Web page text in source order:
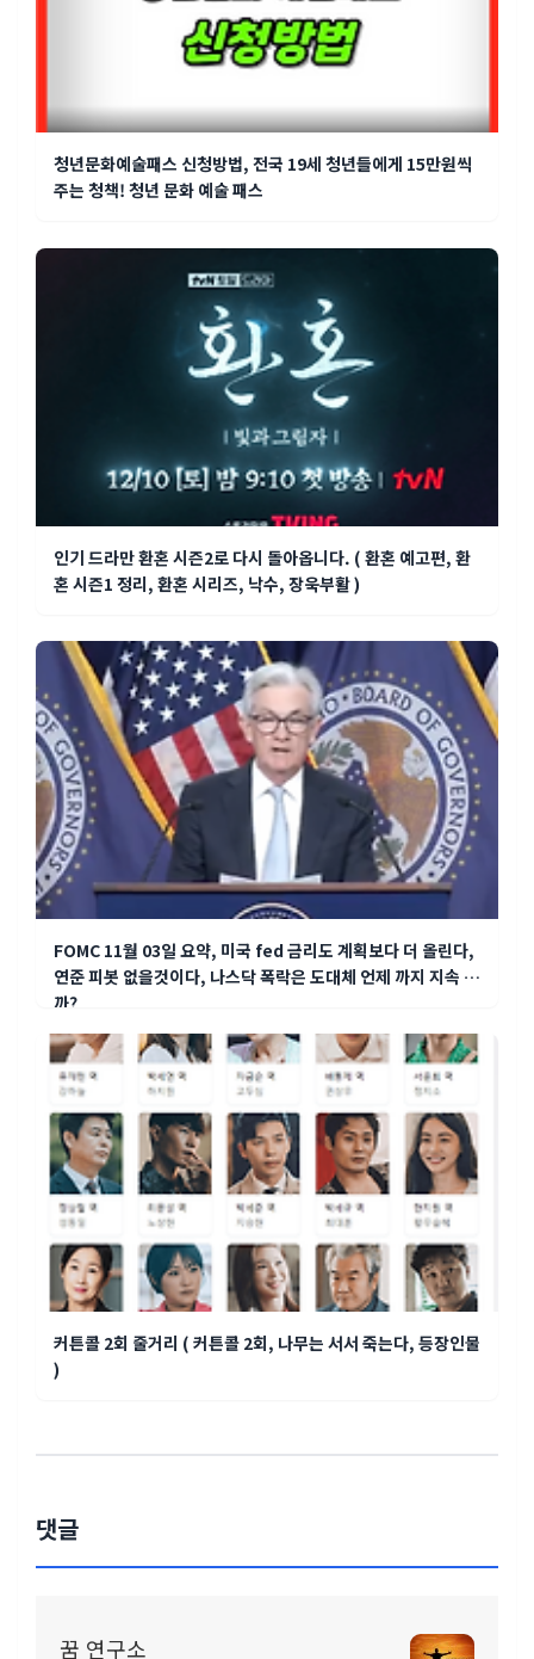
청년문화예술패스 신청방법, 전국 19세 청년들에게 15만원씩
주는 청책! 청년 문화 예술 패스
인기 드라만 환혼 시즌2로 다시 돌아옵니다. ( 환혼 예고편, 환
혼 시즌1 정리, 환혼 시리즈, 낙수, 장욱부활 )
FOMC 11월 03일 요약, 미국 fed 금리도 계획보다 더 올린다,
연준 피봇 없을것이다, 나스닥 폭락은 도대체 언제 까지 지속 될
까?
커튼콜 2회 줄거리 ( 커튼콜 2회, 나무는 서서 죽는다, 등장인물
)
댓글
꿈 연구소